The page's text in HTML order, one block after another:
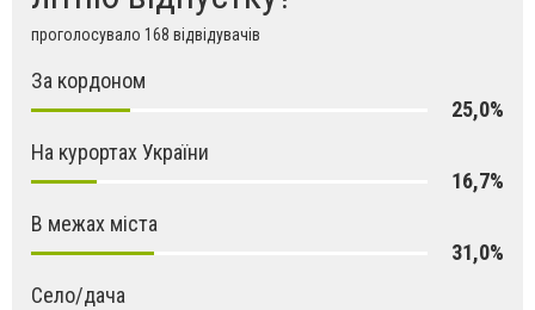
проголосувало 168 відвідувачів
За кордоном
25,0%
На курортах України
16,7%
В межах міста
31,0%
Село/дача